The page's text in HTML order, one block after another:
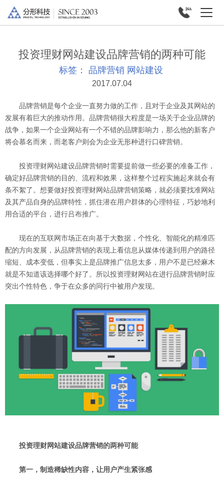
投资理财网站建设品牌营销的两种可能
标签： 品牌营销 网站建设
2017.07.04
品牌营销是每个企业一直努力做的工作，且对于企业及其网站的
发展有着巨大的推动作用。品牌营销很大程度是一场关于企业品牌的
战争，如果一个企业网站有一个不错的品牌影响力，那么他的新客户
将会慕名而来，而老客户则会为企业无形种进行口碑营销。
投资理财网站建设品牌营销时需要提前做一些必要的准备工作，
确定好品牌营销的目的、流程和效果，这样整个过程实施起来就会有
条不絮了。想要做好投资理财网站品牌营销策略，就必须要找准网站
及其产品自身的品牌特性，抓住潜在用户群体的心理特征，巧妙地利
用合适的平台，进行吕布推广。
现在的互联网市场正在向基于大数据，个性化、智能化的精准匹
配的方向发展，从品牌营销的表现上看信息从媒体传递到用户的路径
缩短、成本变低，但事实上是品牌推广信息太多，用户不是已经麻木
就是不知道该选择哪个好了。所以投资理财网站在进行品牌营销时应
突出个性特色，争于在众多的同行中被用户发现。
投资理财网站建设品牌营销的两种可能
第一，制造稀缺性内容，让用户产生紧张感